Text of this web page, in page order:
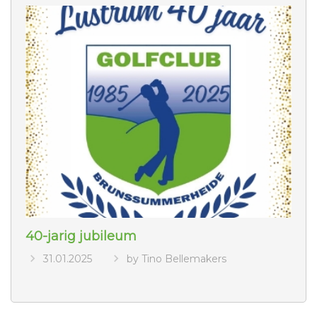
40-jarig jubileum
31.01.2025 by Tino Bellemakers